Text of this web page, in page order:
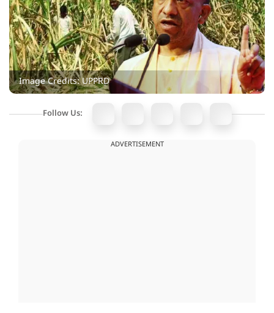
Image Credits: UPPRD
Follow Us:
ADVERTISEMENT